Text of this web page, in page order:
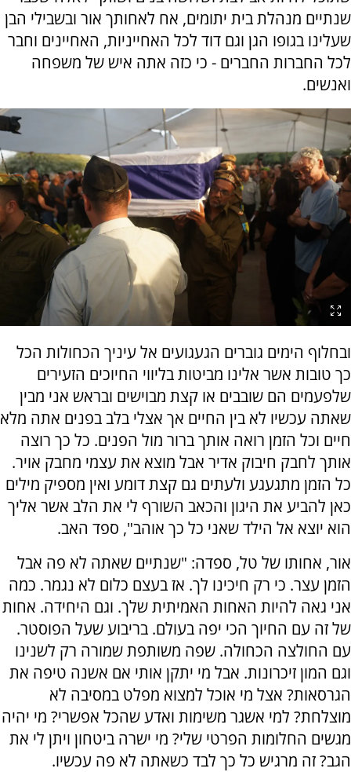
שנתיים מנהלת בית יתומים, אח לאחותך אור ובשבילי הבן
שעלינו בגופו הגן וגם דוד לכל האחייניות, האחיינים וחבר
לכל החברות החברים - כי כזה אתה איש של משפחה
ואנשים.
ובחלוף הימים גוברים הגעגועים אל עיניך הכחולות הכל
כך טובות אשר אלינו מביטות בליווי החיוכים הזעירים
שלפעמים הם שובבים או קצת מבוישים ובראש אני מבין
שאתה עכשיו לא בין החיים אך אצלי בלב בפנים אתה מלא
חיים וכל הזמן רואה אותך ברור מול הפנים. כל כך רוצה
אותך לחבק חיבוק אדיר אבל מוצא את עצמי מחבק אויר.
כל הזמן מתגעגע ולעתים גם קצת דומע ואין מספיק מילים
כאן להביע את היגון והכאב השורף לי את הלב אשר אליך
הוא יוצא אל הילד שאני כל כך אוהב", ספד האב.
אור, אחותו של טל, ספדה: "שנתיים שאתה לא פה אבל
הזמן עצר. כי רק חיכינו לך. אז בעצם כלום לא נגמר. כמה
אני גאה להיות האחות האמיתית שלך. וגם היחידה. אחות
של זה עם החיוך הכי יפה בעולם. בריבוע שעל הפוסטר.
עם החולצה הכחולה. שפה משותפת שמורה רק לשנינו
וגם המון זיכרונות. אבל מי יתקן אותי אם אשנה טיפה את
הגרסאות? אצל מי אוכל למצוא מפלט במסיבה לא
מוצלחת? למי אשגר משימות ואדע שהכל אפשרי? מי יהיה
מגשים החלומות הפרטי שלי? מי ישרה ביטחון ויתן לי את
הגב? זה מרגיש כל כך לבד כשאתה לא פה עכשיו.